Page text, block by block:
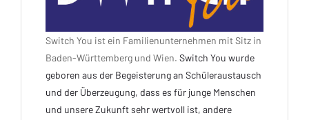
Switch You ist ein Familienunternehmen mit Sitz in
Baden-Württemberg und Wien. Switch You wurde
geboren aus der Begeisterung an Schüleraustausch
und der Überzeugung, dass es für junge Menschen
und unsere Zukunft sehr wertvoll ist, andere